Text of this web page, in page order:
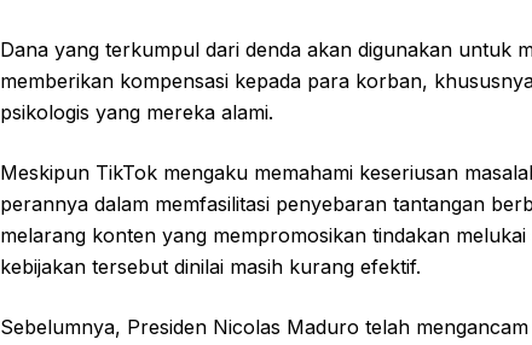
Dana yang terkumpul dari denda akan digunakan untuk
memberikan kompensasi kepada para korban,
psikologis yang mereka alami.
Meskipun TikTok mengaku memahami keseriusan
perannya dalam memfasilitasi penyebaran tantangan
melarang konten yang mempromosikan tindakan
kebijakan tersebut dinilai masih kurang efektif.
Sebelumnya, Presiden Nicolas Maduro telah